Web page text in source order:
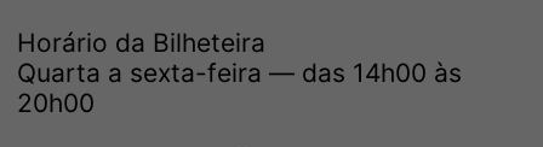
Horário da Bilheteira
Quarta a sexta-feira — das 14h00 às
20h00